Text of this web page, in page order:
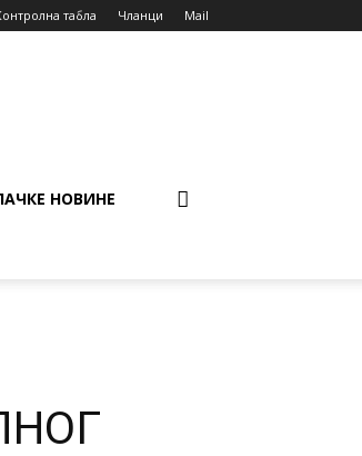
табла Чланци Mail
НОВИНЕ